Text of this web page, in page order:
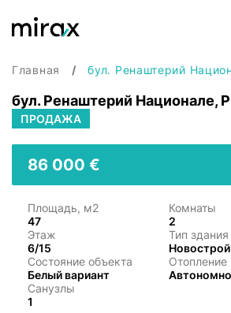
Главная бул. Ренаштерий
бул. Ренаштерий Национале,
ПРОДАЖА
86 000 €
Площадь, м2
47
Комнаты
2
Этаж
6/15
Тип здания
Новострой
Состояние объекта
Белый вариант
Отопление
Санузлы
1